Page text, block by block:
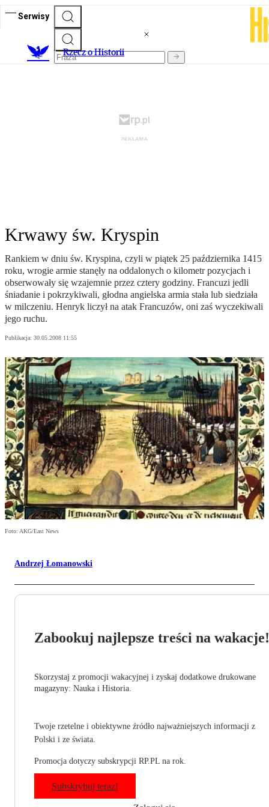
Serwisy
Rzecz o Historii
Krwawy św. Kryspin
Rankiem w dniu św. Kryspina, czyli w piątek 25 października 1415
roku, wrogie armie stanęły na oddalonych o kilometr pozycjach i
obserwowały się wzajemnie przez cztery godziny. Francuzi jedli
śniadanie i pokrzykiwali, głodna angielska armia stała lub siedziała
w milczeniu. Henryk liczył na atak Francuzów, oni zaś wyczekiwali
jego ruchu.
Publikacja: 30.05.2008 11:55
Foto: AKG/East News
Andrzej Łomanowski
Zabookuj najlepsze treści na wakacje!
Skorzystaj z promocji wakacyjnej i zyskaj dodatkowe drukowane
magazyny: Nauka i Historia.
Twoje rzetelne i obiektywne źródło najważniejszych informacji z
Polski i ze świata.
Promocja dotyczy subskrypcji RP.PL na rok.
Subskrybuj teraz!